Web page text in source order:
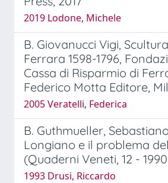
2019 Lodone, Michele
B. Giovanucci Vigi,
Ferrara 1598-1796,
Cassa di Risparmio di
Federico Motta Editore,
2005 Veratelli, Federica
B. Guthmueller,
Longiano e il problema
(Quaderni Veneti, 12 -
1993 Drusi, Riccardo